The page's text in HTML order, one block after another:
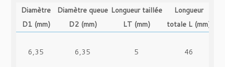
Diamètre
D1 (mm)
Diamètre queue
D2 (mm)
Longueur taillée
LT (mm)
Longueur
totale L (mm)
6,35 6,35 5 46